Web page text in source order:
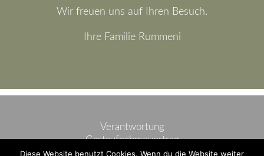
Wir freuen uns auf Ihren Besuch.
Ihre Familie Rummeni
Verantwortung
Gastaufnahmevertrag
Anfahrt
Diese Website benutzt Cookies. Wenn du die Website weiter